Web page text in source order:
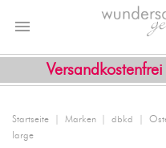

Startseite Marken dbkd
large